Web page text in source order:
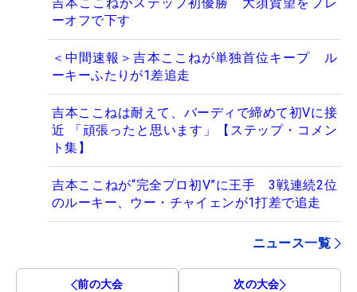
ーオフで下す
＜中間速報＞吉本ここねが単独首位キープ ル
ーキーふたりが1差追走
吉本ここねは耐えて、バーディで締めて初Vに接
近 「頑張ったと思います」【ステップ・コメン
ト集】
吉本ここねが“完全プロ初V”に王手 3戦連続2位
のルーキー、ウー・チャイェンが1打差で追走
ニュース一覧
前の大会 次の大会